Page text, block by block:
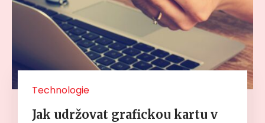
Technologie
Jak udržovat grafickou kartu v